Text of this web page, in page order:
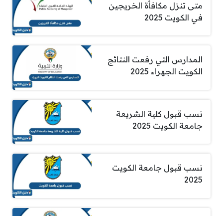
متى تنزل مكافأة الخريجين
في الكويت 2025
المدارس التي رفعت النتائج
الكويت الجهراء 2025
نسب قبول كلية الشريعة
جامعة الكويت 2025
نسب قبول جامعة الكويت
2025